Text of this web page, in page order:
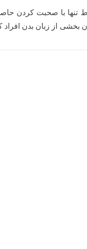
تنها با صحبت کردن
از زبان بدن